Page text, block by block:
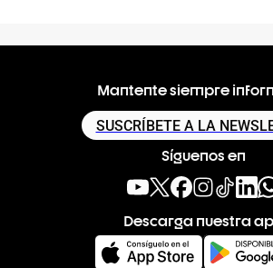
Mantente siempre
SUSCRÍBETE A LA
Síguenos en
Descarga nuestra